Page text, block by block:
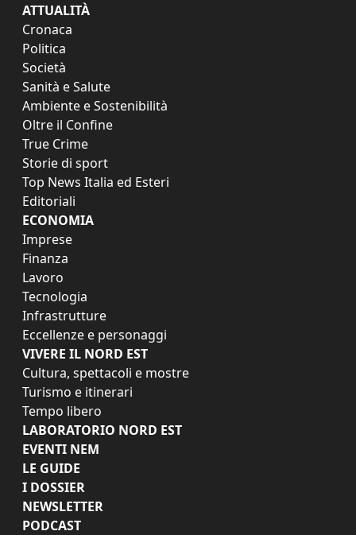
ATTUALITÀ
Cronaca
Politica
Società
Sanità e Salute
Ambiente e Sostenibilità
Oltre il Confine
True Crime
Storie di sport
Top News Italia ed Esteri
Editoriali
ECONOMIA
Imprese
Finanza
Lavoro
Tecnologia
Infrastrutture
Eccellenze e personaggi
VIVERE IL NORD EST
Cultura, spettacoli e mostre
Turismo e itinerari
Tempo libero
LABORATORIO NORD EST
EVENTI NEM
LE GUIDE
I DOSSIER
NEWSLETTER
PODCAST